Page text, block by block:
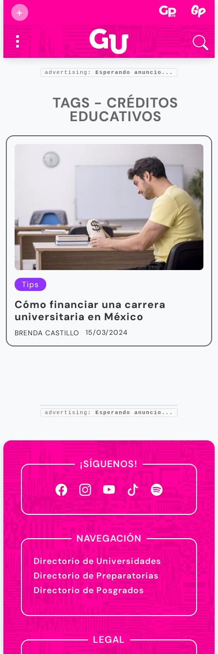
+
Supermamás
2025
Marcas de
confianza
Foro salud
advertising: Esperando anuncio...
TAGS - CRÉDITOS
EDUCATIVOS
Tips
Cómo financiar una carrera
universitaria en México
BRENDA CASTILLO 15/03/2024
advertising: Esperando anuncio...
¡SÍGUENOS!
NAVEGACIÓN
Directorio de Universidades
Directorio de Preparatorias
Directorio de Posgrados
LEGAL